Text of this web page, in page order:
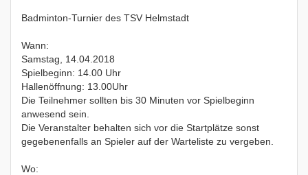
Badminton-Turnier des TSV Helmstadt
Wann:
Samstag, 14.04.2018
Spielbeginn: 14.00 Uhr
Hallenöffnung: 13.00Uhr
Die Teilnehmer sollten bis 30 Minuten vor Spielbeginn
anwesend sein.
Die Veranstalter behalten sich vor die Startplätze sonst
gegebenenfalls an Spieler auf der Warteliste zu vergeben.
Wo: